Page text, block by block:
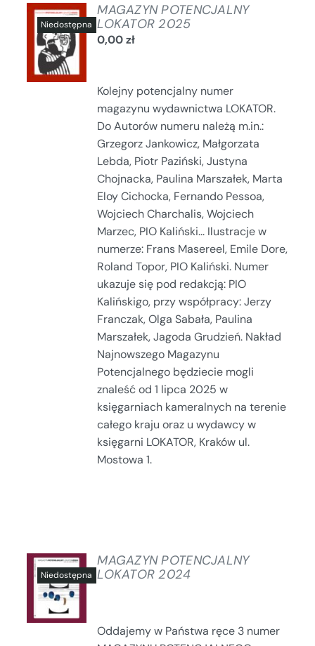
SZCZEGÓŁY
MAGAZYN POTENCJALNY
LOKATOR 2025
0,00zł
Kolejny potencjalny numer
magazynu wydawnictwa LOKATOR.
Do Autorów numeru należą m.in.:
Grzegorz Jankowicz, Małgorzata
Lebda, Piotr Paziński, Justyna
Chojnacka, Paulina Marszałek, Marta
Eloy Cichocka, Fernando Pessoa,
Wojciech Charchalis, Wojciech
Marzec, PIO Kaliński... Ilustracje w
numerze: Frans Masereel, Emile Dore,
Roland Topor, PIO Kaliński. Numer
ukazuje się pod redakcją: PIO
Kalińskigo, przy współpracy: Jerzy
Franczak, Olga Sabała, Paulina
Marszałek, Jagoda Grudzień. Nakład
Najnowszego Magazynu
Potencjalnego będziecie mogli
znaleść od 1 lipca 2025 w
księgarniach kameralnych na terenie
całego kraju oraz u wydawcy w
księgarni LOKATOR, Kraków ul.
Mostowa 1.
SZCZEGÓŁY
MAGAZYN POTENCJALNY
LOKATOR 2024
Oddajemy w Państwa ręce 3 numer